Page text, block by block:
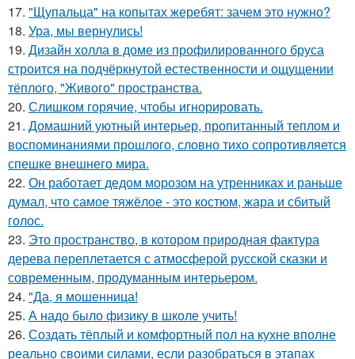
17. "Щупальца" на копытах жеребят: зачем это нужно?
18. Ура, мы вернулись!
19. Дизайн холла в доме из профилированного бруса
строится на подчёркнутой естественности и ощущении
тёплого, "Живого" пространства.
20. Слишком горячие, чтобы игнорировать.
21. Домашний уютный интерьер, пропитанный теплом и
воспоминаниями прошлого, словно тихо сопротивляется
спешке внешнего мира.
22. Он работает дедом морозом на утренниках и раньше
думал, что самое тяжёлое - это костюм, жара и сбитый
голос.
23. Это пространство, в котором природная фактура
дерева переплетается с атмосферой русской сказки и
современным, продуманным интерьером.
24. "Да, я мошенница!
25. А надо было физику в школе учить!
26. Создать тёплый и комфортный пол на кухне вполне
реально своими силами, если разобраться в этапах